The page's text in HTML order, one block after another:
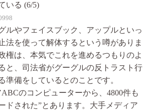
いる (6/5)
ルやフェイスブック、アップルといっ
法を使って解体するという噂がありま
権は、本気でこれを進めるつもりのよ
と、司法省がグーグルの反トラスト行
準備をしているとのことです。
のコンピューターから、4800件も
ドされた”とあります。大手メディア